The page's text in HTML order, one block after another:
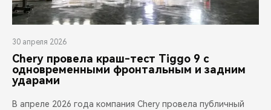
30 апреля 2026
Chery провела краш-тест Tiggo 9 с
одновременными фронтальным и задним
ударами
В апреле 2026 года компания Chery провела публичный